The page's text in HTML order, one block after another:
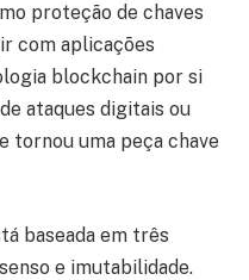
proteção de chaves
com aplicações
blockchain por si
ataques digitais ou
tornou uma peça chave
baseada em três
e imutabilidade.